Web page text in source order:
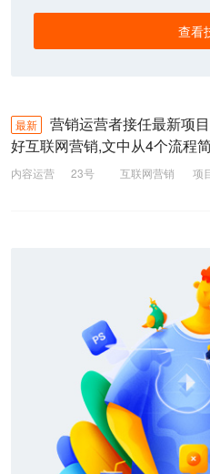
查看
最新
营销运营者接任最新项
好互联网营销,文中从4个流程
内容运营 23号 互联网营销
项